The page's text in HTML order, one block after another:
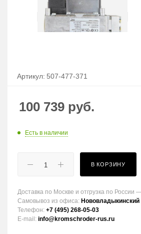
Артикул: 507-477-371
100 739 руб.
Есть в наличии
В КОРЗИНУ
Доставка по Москве и отгрузка по России
Самовывоз из офиса: Нововладыкинский
Телефон: +7 (495) 268-05-03
E-mail: info@kromschroder-rus.ru